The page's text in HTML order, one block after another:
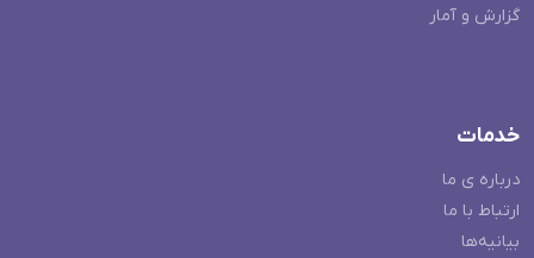
گزارش و آمار
خدمات
درباره ی ما
ارتباط با ما
بیانیه‌ها